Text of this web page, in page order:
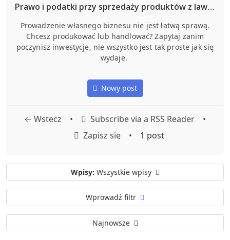
Prawo i podatki przy sprzedaży produktów z lawendy.
Prowadzenie własnego biznesu nie jest łatwą sprawą.
Chcesz produkować lub handlować? Zapytaj zanim
poczynisz inwestycje, nie wszystko jest tak proste jak się
wydaje.
Nowy post
← Wstecz • Subscribe via a RSS Reader
•
Zapisz się
• 1 post
Wpisy: Wszystkie wpisy
Wprowadź filtr
Najnowsze